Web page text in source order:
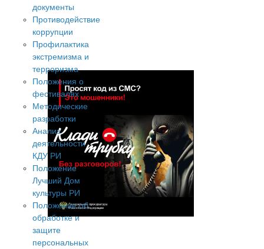
документы
Противодействие
коррупции
Профилактика
экстремизма и
терроризма
Положения о
фестивалях
Методические
разработки
Анализ
деятельности
КДУ РИ
Положение
Лучший Дом
культуры РИ
Положение об
обработке и
защите
персональных